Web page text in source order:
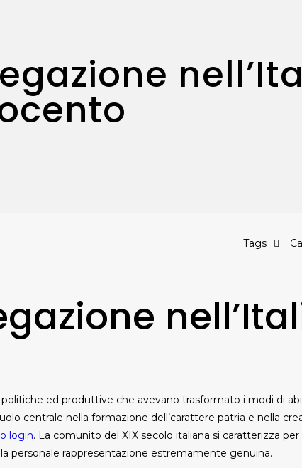
Tags
ed produttive che avevano trasformato i modi di
centrale nella formazione dell’carattere patria e nella
login. La comunito del XIX secolo italiana si caratterizza per
personale rappresentazione estremamente genuina.